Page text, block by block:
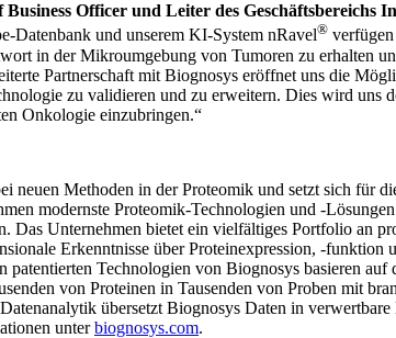
Officer und Leiter des Geschäftsbereichs
Datenbank und unserem KI-System nRavel®
in der Mikroumgebung von Tumoren zu erhalten
Partnerschaft mit Biognosys eröffnet uns die
zu validieren und zu erweitern. Dies wird uns
Onkologie einzubringen.“
neuen Methoden in der Proteomik und setzt sich für
modernste Proteomik-Technologien und -
Das Unternehmen bietet ein vielfältiges Portfolio an
Erkenntnisse über Proteinexpression, -funktion
patentierten Technologien von Biognosys basieren auf
von Proteinen in Tausenden von Proben mit
übersetzt Biognosys Daten in
unterbiognosys.com.